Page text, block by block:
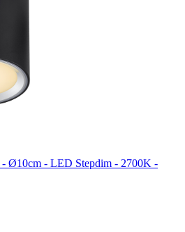
Ø10cm - LED Stepdim - 2700K -